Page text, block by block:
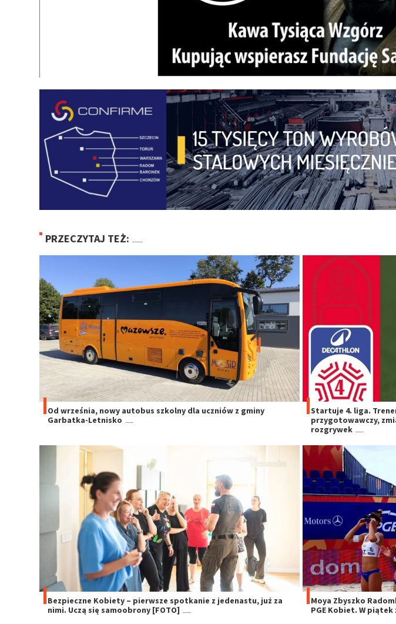
PRZECZYTAJ TEŻ:
Od września, nowy autobus szkolny dla uczniów z gminy
Garbatka-Letnisko
Startuje 4. liga.
przygotowawczy,
rozgrywek
Bezpieczne Kobiety – pierwsze spotkanie z jedenastu, już za
nimi. Uczą się samoobrony [FOTO]
Moya Zbyszko
PGE Kobiet. W